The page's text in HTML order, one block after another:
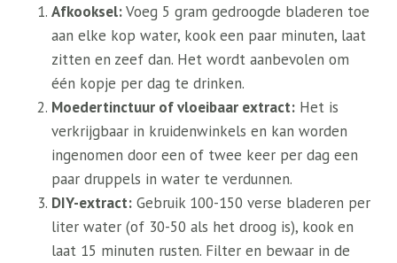
Afkooksel:Voeg 5 gram gedroogde bladeren toe
aan elke kop water, kook een paar minuten, laat
zitten en zeef dan. Het wordt aanbevolen om
één kopje per dag te drinken.
Moedertinctuur of vloeibaar extract: Het is
verkrijgbaar in kruidenwinkels en kan worden
ingenomen door een of twee keer per dag een
paar druppels in water te verdunnen.
DIY-extract: Gebruik 100-150 verse bladeren per
liter water (of 30-50 als het droog is), kook en
laat 15 minuten rusten. Filter en bewaar in de